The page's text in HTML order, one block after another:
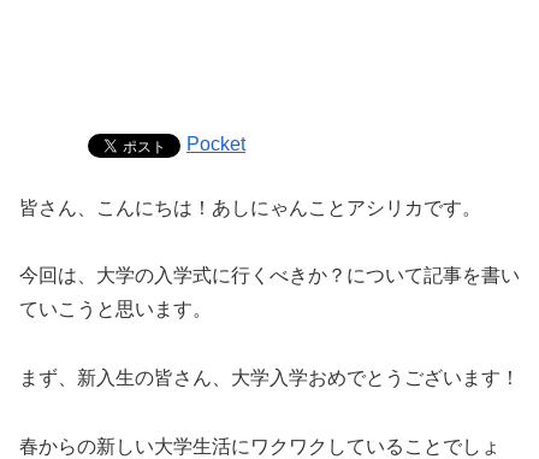
Pocket
皆さん、こんにちは！あしにゃんことアシリカです。
今回は、大学の入学式に行くべきか？について記事を書い
ていこうと思います。
まず、新入生の皆さん、大学入学おめでとうございます！
春からの新しい大学生活にワクワクしていることでしょ